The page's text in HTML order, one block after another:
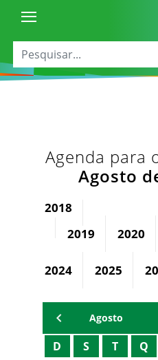
Agenda para
Agosto
2018
2019
2020
2024 2025
Agosto
D S T Q